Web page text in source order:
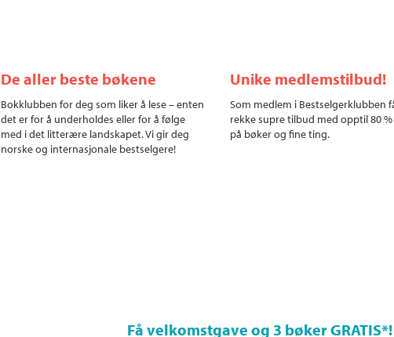
De aller beste bøkene
Bokklubben for deg som liker å lese – enten
det er for å underholdes eller for å følge
med i det litterære landskapet. Vi gir deg
norske og internasjonale bestselgere!
Unike medlemstilbud!
Som medlem i Bestselgerklubben
rekke supre tilbud med opptil 80
på bøker og fine ting.
Få velkomstgave og 3 bøker GRATIS*!